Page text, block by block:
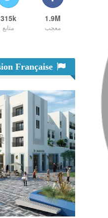
1.9M
معجب
315k
متابع